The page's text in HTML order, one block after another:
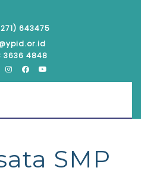
643475
3636 4848
SMP